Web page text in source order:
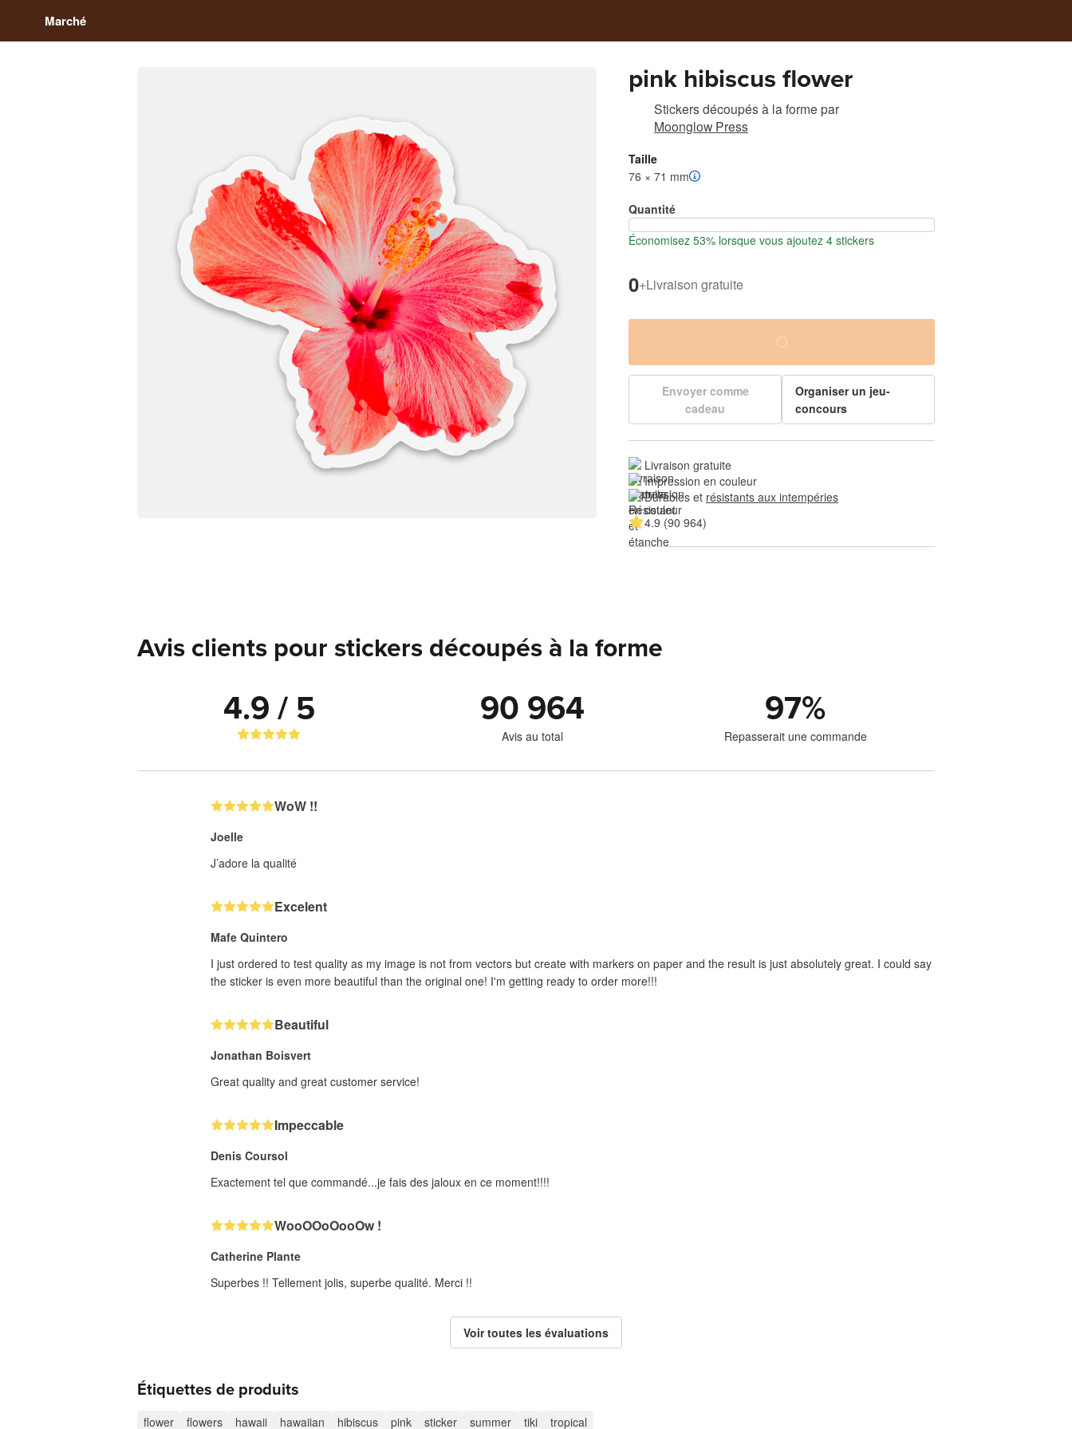
Marché
pink hibiscus flower
Stickers découpés à la forme par
Moonglow Press
Taille
76 × 71 mm
Quantité
Économisez 53% lorsque vous ajoutez 4 stickers
0+Livraison gratuite
Envoyer comme
cadeau
Organiser un jeu-
concours
Livraison gratuite
Impression en couleur
Durables et résistants aux intempéries
4.9 (90 964)
Avis clients pour stickers découpés à la forme
4.9 / 5 90 964
Avis au total
97%
Repasserait une commande
WoW !!
Joelle
J’adore la qualité
Excelent
Mafe Quintero
I just ordered to test quality as my image is not from vectors but create with markers on paper and the result is just absolutely great. I could say
the sticker is even more beautiful than the original one! I'm getting ready to order more!!!
Beautiful
Jonathan Boisvert
Great quality and great customer service!
Impeccable
Denis Coursol
Exactement tel que commandé...je fais des jaloux en ce moment!!!!
WooOOoOooOw !
Catherine Plante
Superbes !! Tellement jolis, superbe qualité. Merci !!
Voir toutes les évaluations
Étiquettes de produits
flower flowers hawaii hawaiian hibiscus pink sticker summer tiki tropical